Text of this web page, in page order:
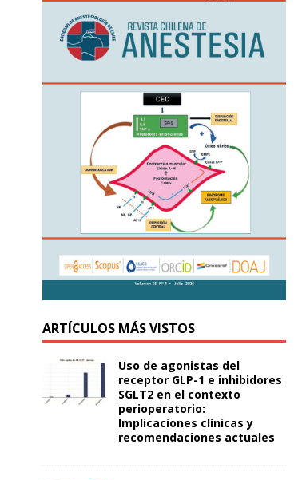
ARTÍCULOS MÁS VISTOS
Uso de agonistas del
receptor GLP-1 e inhibidores
SGLT2 en el contexto
perioperatorio:
Implicaciones clínicas y
recomendaciones actuales